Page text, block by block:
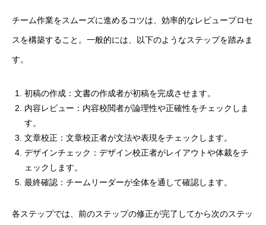
チーム作業をスムーズに進めるコツは、効率的なレビュープロセ
スを構築すること。一般的には、以下のようなステップを踏みま
す。
初稿の作成：文書の作成者が初稿を完成させます。
内容レビュー：内容校閲者が論理性や正確性をチェックしま
す。
文章校正：文章校正者が文法や表現をチェックします。
デザインチェック：デザイン校正者がレイアウトや体裁をチ
ェックします。
最終確認：チームリーダーが全体を通して確認します。
各ステップでは、前のステップの修正が完了してから次のステッ